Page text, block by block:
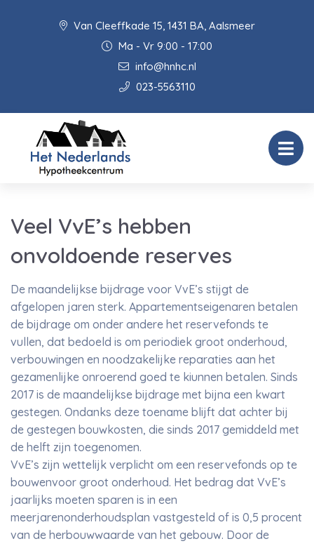
Van Cleeffkade 15, 1431 BA, Aalsmeer
Ma - Vr 9:00 - 17:00
info@hnhc.nl
023-5563110
Veel VvE’s hebben
onvoldoende reserves
De maandelijkse bijdrage voor VvE’s stijgt de
afgelopen jaren sterk. Appartementseigenaren betalen
de bijdrage om onder andere het reservefonds te
vullen, dat bedoeld is om periodiek groot onderhoud,
verbouwingen en noodzakelijke reparaties aan het
gezamenlijke onroerend goed te kiunnen betalen. Sinds
2017 is de maandelijkse bijdrage met bijna een kwart
gestegen. Ondanks deze toename blijft dat achter bij
de gestegen bouwkosten, die sinds 2017 gemiddeld met
de helft zijn toegenomen.
VvE’s zijn wettelijk verplicht om een reservefonds op te
bouwenvoor groot onderhoud. Het bedrag dat VvE’s
jaarlijks moeten sparen is in een
meerjarenonderhoudsplan vastgesteld of is 0,5 procent
van de herbouwwaarde van het gebouw. Door de